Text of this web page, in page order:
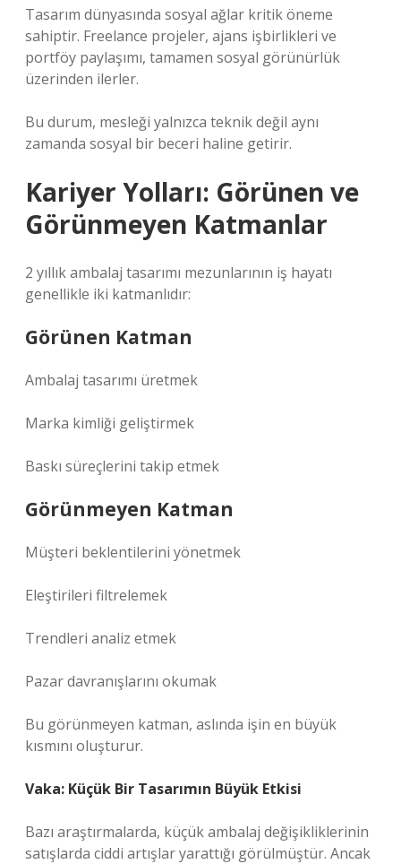
Tasarım dünyasında sosyal ağlar kritik öneme
sahiptir. Freelance projeler, ajans işbirlikleri ve
portföy paylaşımı, tamamen sosyal görünürlük
üzerinden ilerler.
Bu durum, mesleği yalnızca teknik değil aynı
zamanda sosyal bir beceri haline getirir.
Kariyer Yolları: Görünen ve
Görünmeyen Katmanlar
2 yıllık ambalaj tasarımı mezunlarının iş hayatı
genellikle iki katmanlıdır:
Görünen Katman
Ambalaj tasarımı üretmek
Marka kimliği geliştirmek
Baskı süreçlerini takip etmek
Görünmeyen Katman
Müşteri beklentilerini yönetmek
Eleştirileri filtrelemek
Trendleri analiz etmek
Pazar davranışlarını okumak
Bu görünmeyen katman, aslında işin en büyük
kısmını oluşturur.
Vaka: Küçük Bir Tasarımın Büyük Etkisi
Bazı araştırmalarda, küçük ambalaj değişikliklerinin
satışlarda ciddi artışlar yarattığı görülmüştür. Ancak